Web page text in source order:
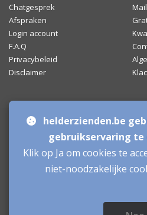
Chatgesprek
Afspraken
Login account
F.A.Q
Privacybeleid
Disclaimer
Mediumchat
Helderzienden
helderzienden.be
gebruikservaring
Klik op Ja om cookies te
niet-noodzakelijke